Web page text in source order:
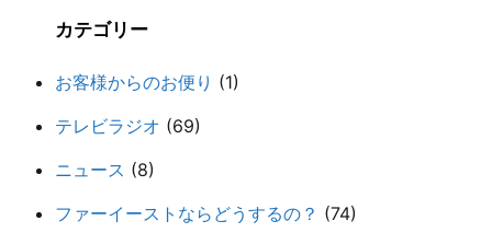
カテゴリー
お客様からのお便り (1)
テレビラジオ (69)
ニュース (8)
ファーイーストならどうするの？ (74)